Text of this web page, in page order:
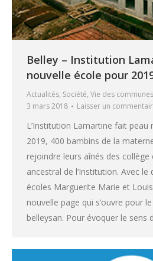
Belley – Institution
nouvelle école pour
Actualités, Société, Vie des communes
3 mars 2018
Laisser un
L’Institution Lamartine fait peau
2019, 400 bambins de la
rejoindre leurs aînés des collège
ancestral de l’Institution. Avec
écoles Marguerite Marie et
nouvelle page qui s’ouvre pour
belleysan. Pour évoquer le sens